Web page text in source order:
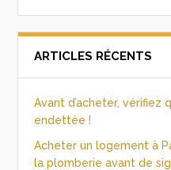
ARTICLES RÉCENTS
Avant d’acheter, vérifiez
endettée !
Acheter un logement à
la plomberie avant de